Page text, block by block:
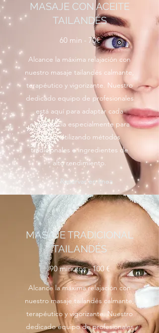
MASAJE CON ACEITE
TAILANDÉS
60 min - 70€
Alcance la máxima relajación con
nuestro masaje tailandés calmante,
terapéutico y vigorizante. Nuestro
dedicado equipo de profesionales
está aquí para adaptar cada
experiencia especialmente para
usted, utilizando métodos
tradicionales e ingredientes de
alto rendimiento.
Reservar en línea
MASAJE TRADICIONAL
TAILANDÉS
90 minutos - 100 €
Alcance la máxima relajación con
nuestro masaje tailandés calmante,
terapéutico y vigorizante. Nuestro
dedicado equipo de profesionales